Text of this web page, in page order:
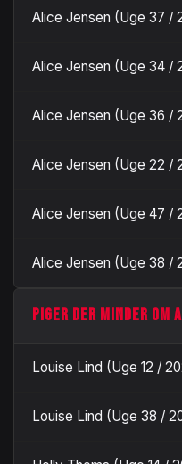
Alice Jensen (Uge 37 /
Alice Jensen (Uge 34 /
Alice Jensen (Uge 36 /
Alice Jensen (Uge 22 /
Alice Jensen (Uge 47 /
Alice Jensen (Uge 38 /
PIGER DER MINDER OM
Louise Lind (Uge 12 /
Louise Lind (Uge 38 /